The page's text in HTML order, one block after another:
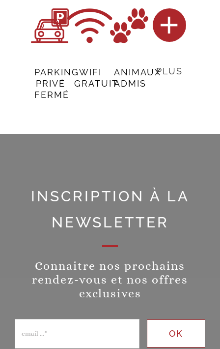
PARKING
PRIVÉ
FERMÉ
WIFI
GRATUIT
ANIMAUX
ADMIS
PLUS
INSCRIPTION À LA
NEWSLETTER
Connaitre nos prochains
rendez-vous et nos offres
exclusives
OK